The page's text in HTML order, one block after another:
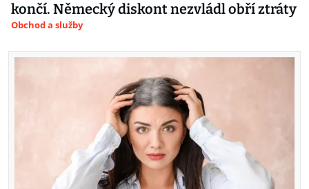
končí. Německý diskont nezvládl obří ztráty
Obchod a služby